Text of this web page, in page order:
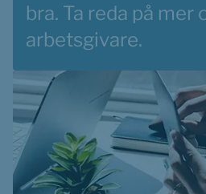
bra. Ta reda på mer
arbetsgivare.